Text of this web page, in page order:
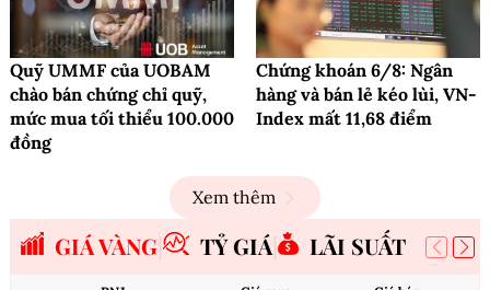
Quỹ UMMF của UOBAM
chào bán chứng chỉ quỹ,
mức mua tối thiểu 100.000
đồng
Chứng khoán 6/8: Ngân
hàng và bán lẻ kéo lùi, VN-
Index mất 11,68 điểm
Xem thêm
GIÁ VÀNG TỶ GIÁ LÃI SUẤT